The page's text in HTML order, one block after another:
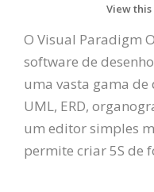
View
O Visual Paradigm
software de
uma vasta gama
UML, ERD,
um editor simples
permite criar 5S de